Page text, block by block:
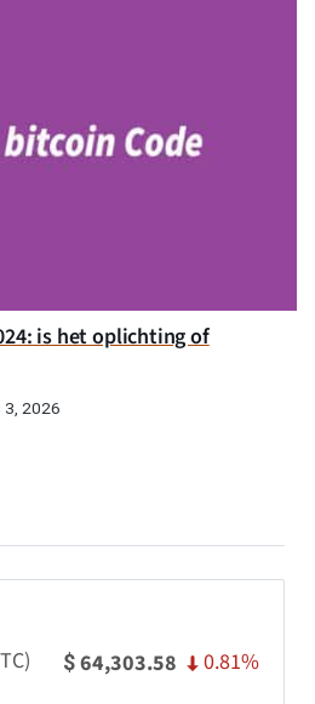
is het oplichting of
3, 2026
$64,303.58 0.81%